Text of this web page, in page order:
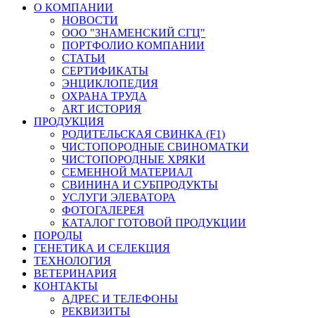
О КОМПАНИИ
НОВОСТИ
ООО "ЗНАМЕНСКИЙ СГЦ"
ПОРТФОЛИО КОМПАНИИ
СТАТЬИ
СЕРТИФИКАТЫ
ЭНЦИКЛОПЕДИЯ
ОХРАНА ТРУДА
ART ИСТОРИЯ
ПРОДУКЦИЯ
РОДИТЕЛЬСКАЯ СВИНКА (F1)
ЧИСТОПОРОДНЫЕ СВИНОМАТКИ
ЧИСТОПОРОДНЫЕ ХРЯКИ
СЕМЕННОЙ МАТЕРИАЛ
СВИНИНА И СУБПРОДУКТЫ
УСЛУГИ ЭЛЕВАТОРА
ФОТОГАЛЕРЕЯ
КАТАЛОГ ГОТОВОЙ ПРОДУКЦИИ
ПОРОДЫ
ГЕНЕТИКА И СЕЛЕКЦИЯ
ТЕХНОЛОГИЯ
ВЕТЕРИНАРИЯ
КОНТАКТЫ
АДРЕС И ТЕЛЕФОНЫ
РЕКВИЗИТЫ